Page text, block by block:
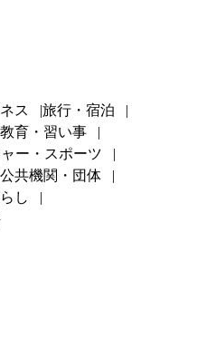
ス
旅行・宿泊
教育・習い事
ー・スポーツ
公共機関・団体
し